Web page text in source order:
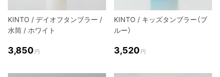
KINTO / デイオフタンブラー /
水筒 / ホワイト
3,850 円
KINTO / キッズタンブラー（ブ
ルー）
3,520 円